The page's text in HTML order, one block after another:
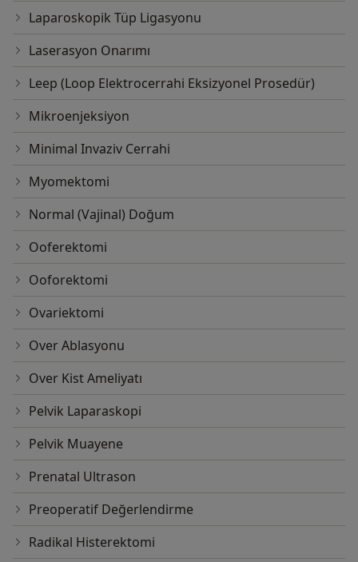
Laparoskopik Tüp Ligasyonu
Laserasyon Onarımı
Leep (Loop Elektrocerrahi Eksizyonel Prosedür)
Mikroenjeksiyon
Minimal Invaziv Cerrahi
Myomektomi
Normal (Vajinal) Doğum
Ooferektomi
Ooforektomi
Ovariektomi
Over Ablasyonu
Over Kist Ameliyatı
Pelvik Laparaskopi
Pelvik Muayene
Prenatal Ultrason
Preoperatif Değerlendirme
Radikal Histerektomi